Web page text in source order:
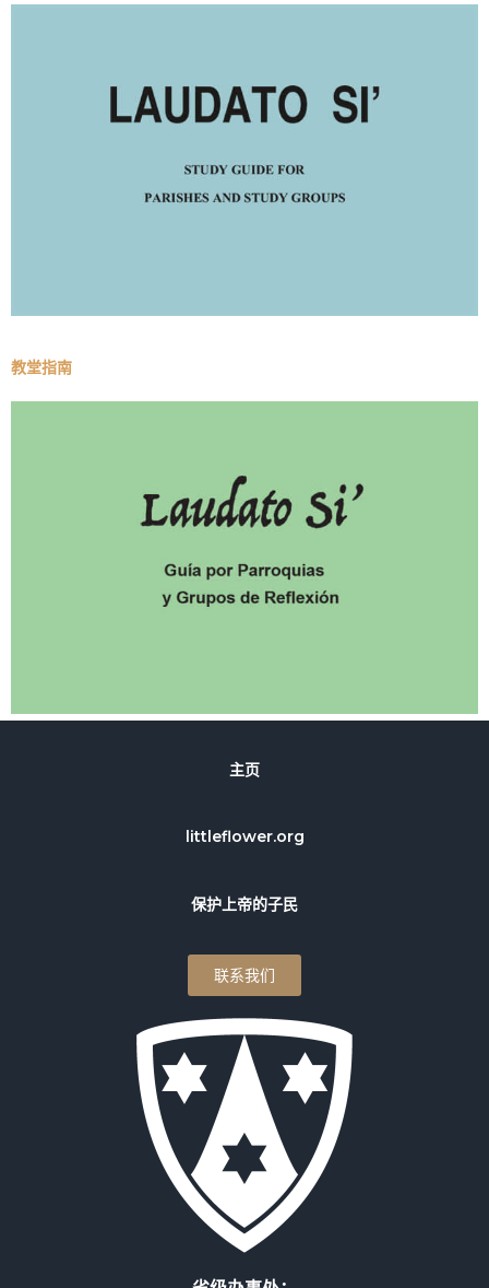
教堂指南
主页
littleflower.org
保护上帝的子民
联系我们